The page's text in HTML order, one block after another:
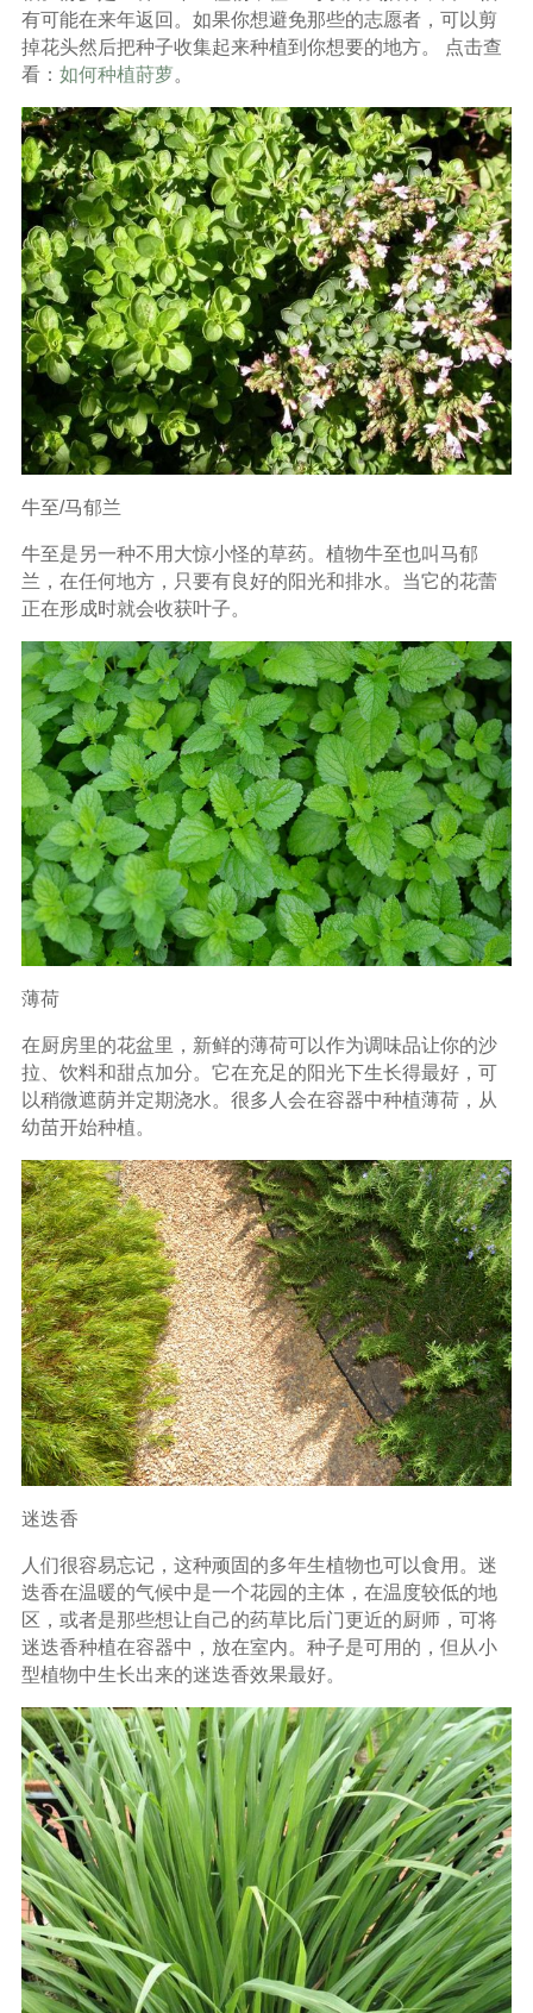
有可能在来年返回。如果你想避免那些的志愿者，可以剪
掉花头然后把种子收集起来种植到你想要的地方。 点击查
看： 如何种植莳萝。
牛至/马郁兰
牛至是另一种不用大惊小怪的草药。植物牛至也叫马郁
兰，在任何地方，只要有良好的阳光和排水。当它的花蕾
正在形成时就会收获叶子。
薄荷
在厨房里的花盆里，新鲜的薄荷可以作为调味品让你的沙
拉、饮料和甜点加分。它在充足的阳光下生长得最好，可
以稍微遮荫并定期浇水。很多人会在容器中种植薄荷，从
幼苗开始种植。
迷迭香
人们很容易忘记，这种顽固的多年生植物也可以食用。迷
迭香在温暖的气候中是一个花园的主体，在温度较低的地
区，或者是那些想让自己的药草比后门更近的厨师，可将
迷迭香种植在容器中，放在室内。种子是可用的，但从小
型植物中生长出来的迷迭香效果最好。